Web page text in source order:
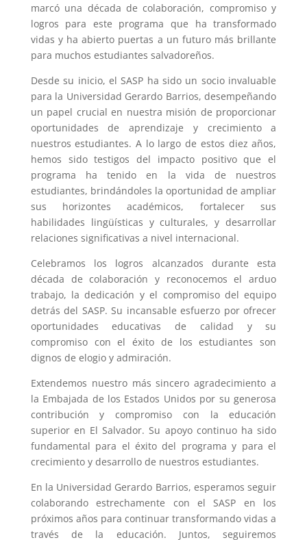
marcó una década de colaboración, compromiso y
logros para este programa que ha transformado
vidas y ha abierto puertas a un futuro más brillante
para muchos estudiantes salvadoreños.
Desde su inicio, el SASP ha sido un socio invaluable
para la Universidad Gerardo Barrios, desempeñando
un papel crucial en nuestra misión de proporcionar
oportunidades de aprendizaje y crecimiento a
nuestros estudiantes. A lo largo de estos diez años,
hemos sido testigos del impacto positivo que el
programa ha tenido en la vida de nuestros
estudiantes, brindándoles la oportunidad de ampliar
sus horizontes académicos, fortalecer sus
habilidades lingüísticas y culturales, y desarrollar
relaciones significativas a nivel internacional.
Celebramos los logros alcanzados durante esta
década de colaboración y reconocemos el arduo
trabajo, la dedicación y el compromiso del equipo
detrás del SASP. Su incansable esfuerzo por ofrecer
oportunidades educativas de calidad y su
compromiso con el éxito de los estudiantes son
dignos de elogio y admiración.
Extendemos nuestro más sincero agradecimiento a
la Embajada de los Estados Unidos por su generosa
contribución y compromiso con la educación
superior en El Salvador. Su apoyo continuo ha sido
fundamental para el éxito del programa y para el
crecimiento y desarrollo de nuestros estudiantes.
En la Universidad Gerardo Barrios, esperamos seguir
colaborando estrechamente con el SASP en los
próximos años para continuar transformando vidas a
través de la educación. Juntos, seguiremos